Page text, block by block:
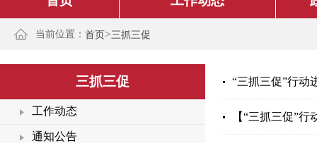
当前位置： 首页>三抓三促
三抓三促
工作动态
通知公告
“三抓三促”行动
【“三抓三促”